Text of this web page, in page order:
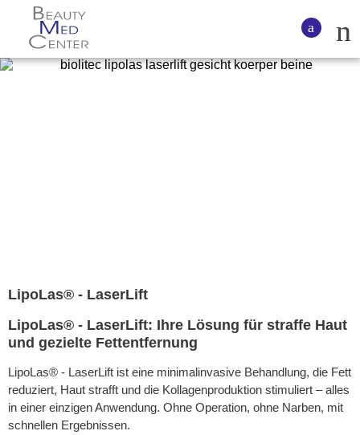
LipoLas® - LaserLift
LipoLas® - LaserLift: Ihre Lösung für straffe Haut
und gezielte Fettentfernung
LipoLas® - LaserLift ist eine minimalinvasive Behandlung, die Fett
reduziert, Haut strafft und die Kollagenproduktion stimuliert – alles
in einer einzigen Anwendung. Ohne Operation, ohne Narben, mit
schnellen Ergebnissen.